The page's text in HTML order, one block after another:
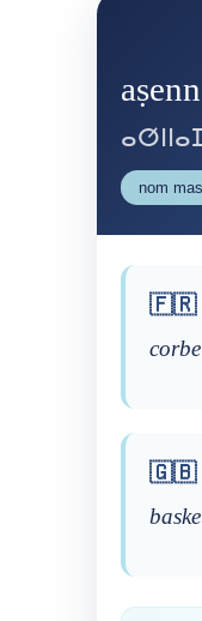
ⴰⵚⵏⵏⴰⵊ
nom
🇫🇷
🇬🇧